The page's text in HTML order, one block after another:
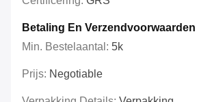
Betaling En Verzendvoorwaarden
Min. Bestelaantal: 5k
Prijs: Negotiable